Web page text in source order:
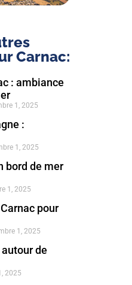
Carnac:
: ambiance
1, 2025
:
1, 2025
bord de mer
1, 2025
pour
1, 2025
de
2025